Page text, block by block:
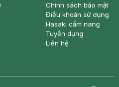
Chính sách bảo mật
Điều khoản sử dụng
Hasaki cẩm nang
Tuyển dụng
Liên hệ